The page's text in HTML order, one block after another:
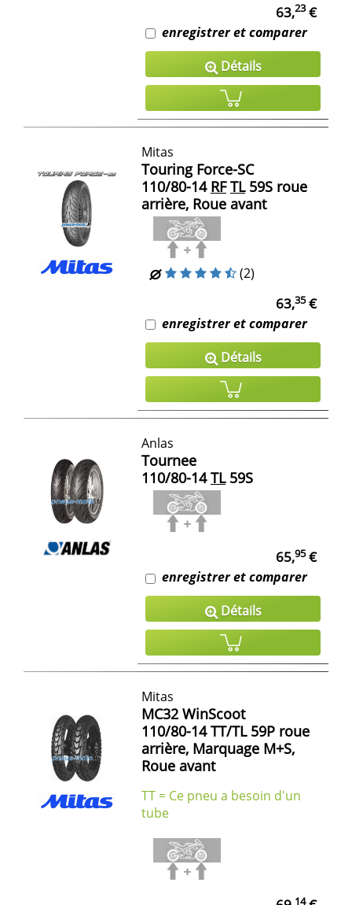
63,23€
enregistrer et comparer
Détails
Mitas
Touring Force-SC
110/80-14 RF TL59S roue
arrière, Roue avant
(2)
63,35€
enregistrer et comparer
Détails
Anlas
Tournee
110/80-14 TL59S
65,95€
enregistrer et comparer
Détails
Mitas
MC32 WinScoot
110/80-14 TT/TL 59P roue
arrière, Marquage M+S,
Roue avant
TT = Ce pneu a besoin d'un
tube
14